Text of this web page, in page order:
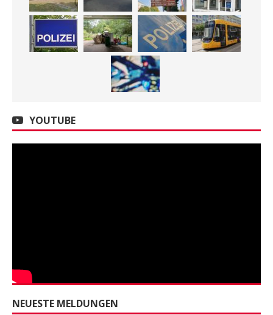
YOUTUBE
NEUESTE MELDUNGEN